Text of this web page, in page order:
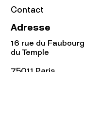
Contact
Adresse
16 rue du Faubourg
du Temple
75011 Paris